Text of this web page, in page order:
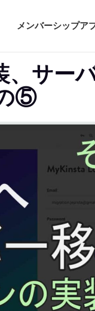
メンバーシップア
、サー
⑤